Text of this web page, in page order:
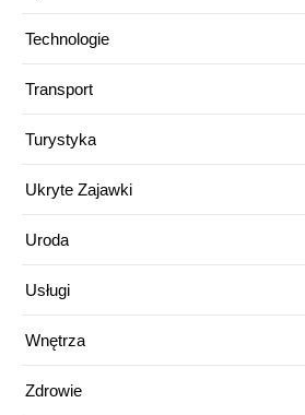
Technologie
Transport
Turystyka
Ukryte Zajawki
Uroda
Usługi
Wnętrza
Zdrowie